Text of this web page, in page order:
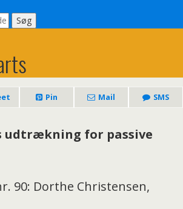
Pin Mail SMS
udtrækning for passive
90: Dorthe Christensen,